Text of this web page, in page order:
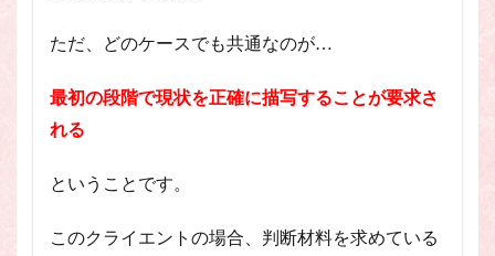
ただ、どのケースでも共通なのが…
最初の段階で現状を正確に描写することが要求さ
れる
ということです。
このクライエントの場合、判断材料を求めている